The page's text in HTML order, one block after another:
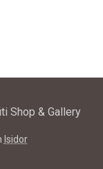
Shop & Gallery
Isidor